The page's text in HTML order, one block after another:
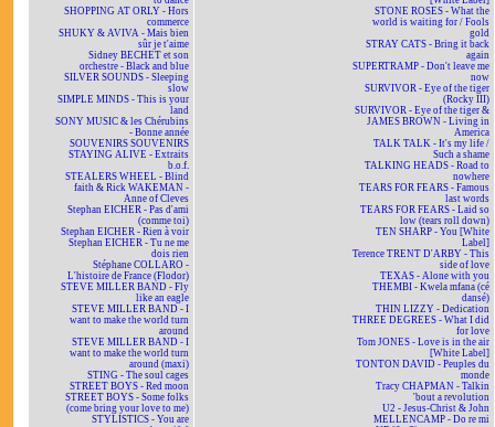
SHOPPING AT ORLY - Hors
commerce
SHUKY & AVIVA - Mais bien
sûr je t'aime
Sidney BECHET et son
orchestre - Black and blue
SILVER SOUNDS - Sleeping
slow
SIMPLE MINDS - This is your
land
SONY MUSIC & les Chérubins
- Bonne année
SOUVENIRS SOUVENIRS
STAYING ALIVE - Extraits
b.o.f.
STEALERS WHEEL - Blind
faith & Rick WAKEMAN -
Anne of Cleves
Stephan EICHER - Pas d'ami
(comme toi)
Stephan EICHER - Rien à voir
Stephan EICHER - Tu ne me
dois rien
Stéphane COLLARO -
L'histoire de France (Flodor)
STEVE MILLER BAND - Fly
like an eagle
STEVE MILLER BAND - I
want to make the world turn
around
STEVE MILLER BAND - I
want to make the world turn
around (maxi)
STING - The soul cages
STREET BOYS - Red moon
STREET BOYS - Some folks
(come bring your love to me)
STYLISTICS - You are
STONE ROSES - What the
world is waiting for / Fools
gold
STRAY CATS - Bring it back
again
SUPERTRAMP - Don't leave me
now
SURVIVOR - Eye of the tiger
(Rocky III)
SURVIVOR - Eye of the tiger &
JAMES BROWN - Living in
America
TALK TALK - It's my life /
Such a shame
TALKING HEADS - Road to
nowhere
TEARS FOR FEARS - Famous
last words
TEARS FOR FEARS - Laid so
low (tears roll down)
TEN SHARP - You [White
Label]
Terence TRENT D'ARBY - This
side of love
TEXAS - Alone with you
THEMBI - Kwela mfana (cé
dansé)
THIN LIZZY - Dedication
THREE DEGREES - What I did
for love
Tom JONES - Love is in the air
[White Label]
TONTON DAVID - Peuples du
monde
Tracy CHAPMAN - Talkin
'bout a revolution
U2 - Jesus-Christ & John
MELLENCAMP - Do re mi